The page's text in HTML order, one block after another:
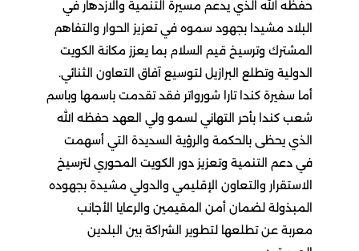
حفظه الله الذي يدعم مسيرة التنمية والازدهار في
البلاد مشيدا بجهود سموه في تعزيز الحوار والتفاهم
المشترك وترسيخ قيم السلام بما يعزز مكانة الكويت
الدولية وتطلع البرازيل لتوسيع آفاق التعاون الثنائي.
أما سفيرة كندا تارا شورواتر فقد تقدمت باسمها وباسم
شعب كندا بأحر التهاني لسمو ولي العهد حفظه الله
الذي يحظى بالحكمة والرؤية السديدة التي أسهمت
في دعم التنمية وتعزيز دور الكويت المحوري لترسيخ
الاستقرار والتعاون الإقليمي والدولي مشيدة بجهوده
المبذولة لضمان أمن المقيمين والرعايا الأجانب
معربة عن تطلعها لتطوير الشراكة بين البلدين